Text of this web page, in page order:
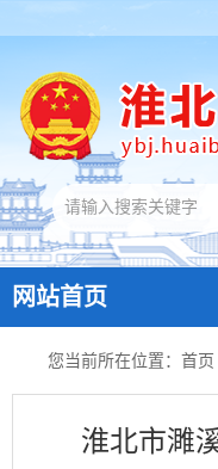
网站首页
您当前所在位置： 首页
淮北市濉